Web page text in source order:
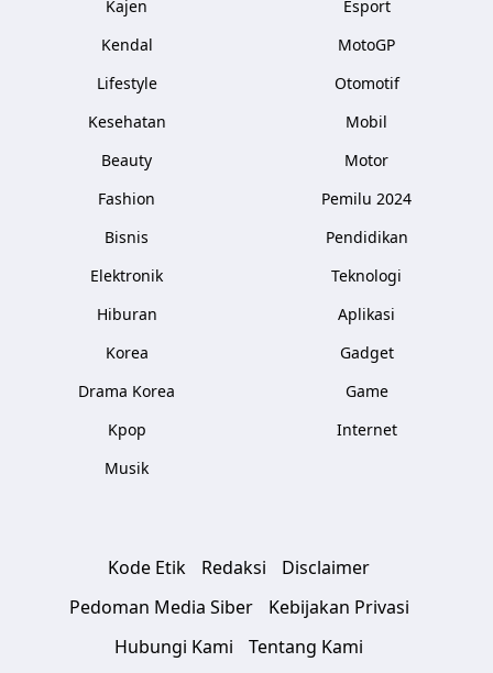
Kajen
Kendal
Lifestyle
Kesehatan
Beauty
Fashion
Bisnis
Elektronik
Hiburan
Korea
Drama Korea
Kpop
Musik
Esport
MotoGP
Otomotif
Mobil
Motor
Pemilu 2024
Pendidikan
Teknologi
Aplikasi
Gadget
Game
Internet
Kode Etik Redaksi
Disclaimer
Pedoman Media Siber
Kebijakan Privasi
Hubungi Kami
Tentang Kami